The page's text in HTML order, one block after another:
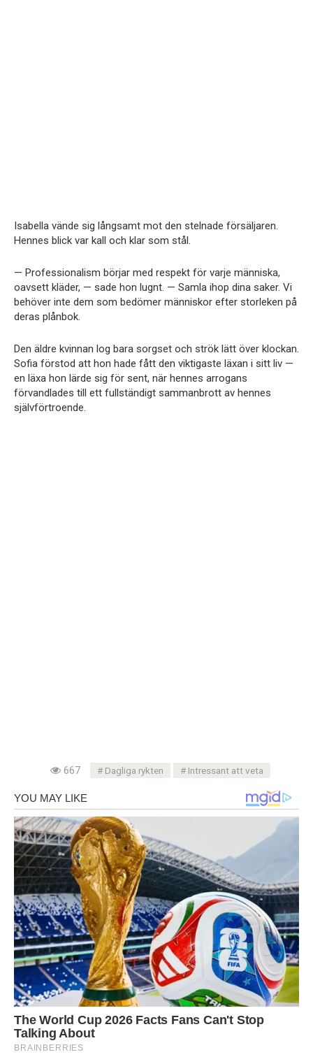
Isabella vände sig långsamt mot den stelnade försäljaren.
Hennes blick var kall och klar som stål.
— Professionalism börjar med respekt för varje människa,
oavsett kläder, — sade hon lugnt. — Samla ihop dina saker. Vi
behöver inte dem som bedömer människor efter storleken på
deras plånbok.
Den äldre kvinnan log bara sorgset och strök lätt över klockan.
Sofia förstod att hon hade fått den viktigaste läxan i sitt liv —
en läxa hon lärde sig för sent, när hennes arrogans
förvandlades till ett fullständigt sammanbrott av hennes
självförtroende.
667 Dagliga rykten Intressant att veta